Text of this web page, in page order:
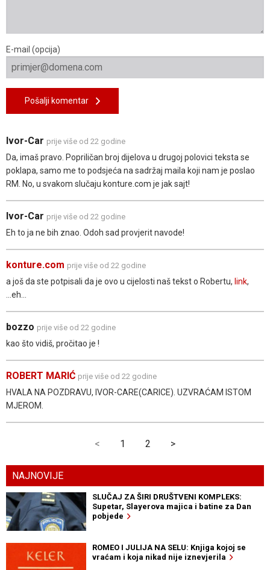
E-mail (opcija)
Pošalji komentar
Ivor-Car prije više od 22 godine
Da, imaš pravo. Popriličan broj dijelova u drugoj polovici teksta se
poklapa, samo me to podsjeća na sadržaj maila koji nam je poslao
RM. No, u svakom slučaju konture.com je jak sajt!
Ivor-Car prije više od 22 godine
Eh to ja ne bih znao. Odoh sad provjerit navode!
konture.com prije više od 22 godine
a još da ste potpisali da je ovo u cijelosti naš tekst o Robertu, link,
...eh...
bozzo prije više od 22 godine
kao što vidiš, pročitao je !
ROBERT MARIĆ prije više od 22 godine
HVALA NA POZDRAVU, IVOR-CARE(CARICE). UZVRAĆAM ISTOM
MJEROM.
< 1 2 >
NAJNOVIJE
SLUČAJ ZA ŠIRI DRUŠTVENI KOMPLEKS:
Supetar, Slayerova majica i batine za Dan
pobjede
ROMEO I JULIJA NA SELU: Knjiga kojoj se
vraćam i koja nikad nije iznevjerila